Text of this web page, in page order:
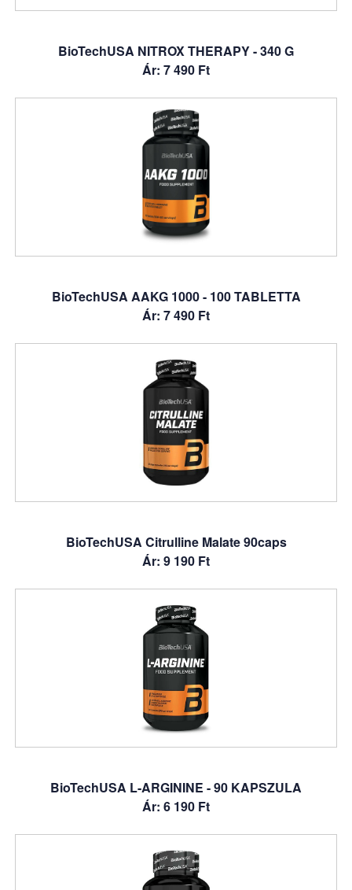
BioTechUSA NITROX THERAPY - 340 G
Ár: 7 490 Ft
BioTechUSA AAKG 1000 - 100 TABLETTA
Ár: 7 490 Ft
BioTechUSA Citrulline Malate 90caps
Ár: 9 190 Ft
BioTechUSA L-ARGININE - 90 KAPSZULA
Ár: 6 190 Ft